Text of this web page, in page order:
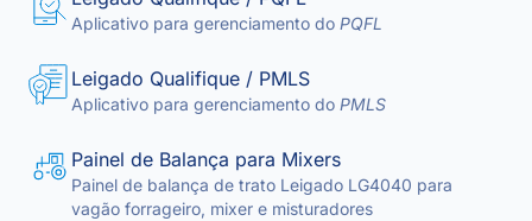
Aplicativo para gerenciamento do PQFL
Leigado Qualifique / PMLS
Aplicativo para gerenciamento do PMLS
Painel de Balança para Mixers
Painel de balança de trato Leigado LG4040 para
vagão forrageiro, mixer e misturadores